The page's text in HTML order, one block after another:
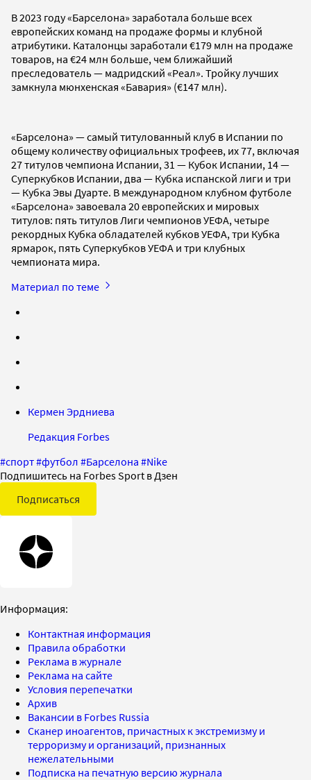
В 2023 году «Барселона» заработала больше всех
европейских команд на продаже формы и клубной
атрибутики. Каталонцы заработали €179 млн на продаже
товаров, на €24 млн больше, чем ближайший
преследователь — мадридский «Реал». Тройку лучших
замкнула мюнхенская «Бавария» (€147 млн).
«Барселона» — самый титулованный клуб в Испании по
общему количеству официальных трофеев, их 77, включая
27 титулов чемпиона Испании, 31 — Кубок Испании, 14 —
Суперкубков Испании, два — Кубка испанской лиги и три
— Кубка Эвы Дуарте. В международном клубном футболе
«Барселона» завоевала 20 европейских и мировых
титулов: пять титулов Лиги чемпионов УЕФА, четыре
рекордных Кубка обладателей кубков УЕФА, три Кубка
ярмарок, пять Суперкубков УЕФА и три клубных
чемпионата мира.
Материал по теме
Кермен Эрдниева
Редакция Forbes
#спорт#футбол #Барселона #Nike
Подпишитесь на Forbes Sport в Дзен
Подписаться
Информация:
Контактная информация
Правила обработки
Реклама в журнале
Реклама на сайте
Условия перепечатки
Архив
Вакансии в Forbes Russia
Сканер иноагентов, причастных к экстремизму и
терроризму и организаций, признанных
нежелательными
Подписка на печатную версию журнала